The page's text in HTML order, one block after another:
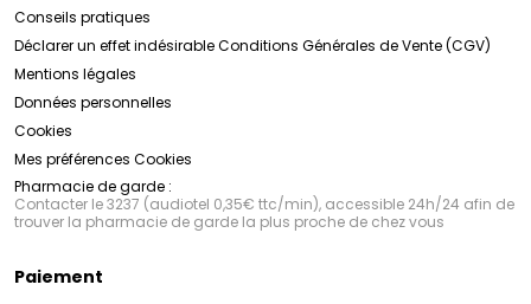
Conseils pratiques
Déclarer un effet indésirableConditions Générales de Vente (CGV)
Mentions légales
Données personnelles
Cookies
Mes préférences Cookies
Pharmacie de garde :
Contacter le 3237 (audiotel 0,35€ ttc/min), accessible 24h/24 afin de
trouver la pharmacie de garde la plus proche de chez vous
Paiement